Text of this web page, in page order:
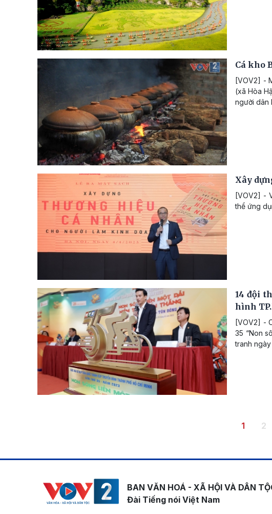
Cá kho
[VOV2] -
(xã Hòa
người dân
Xây
[VOV2] -
thể ứng
14 đội
hình
[VOV2] -
35 “Non
tranh
Trang
1 2
BAN VĂN HOÁ - XÃ HỘI VÀ DÂN
Đài Tiếng nói Việt Nam